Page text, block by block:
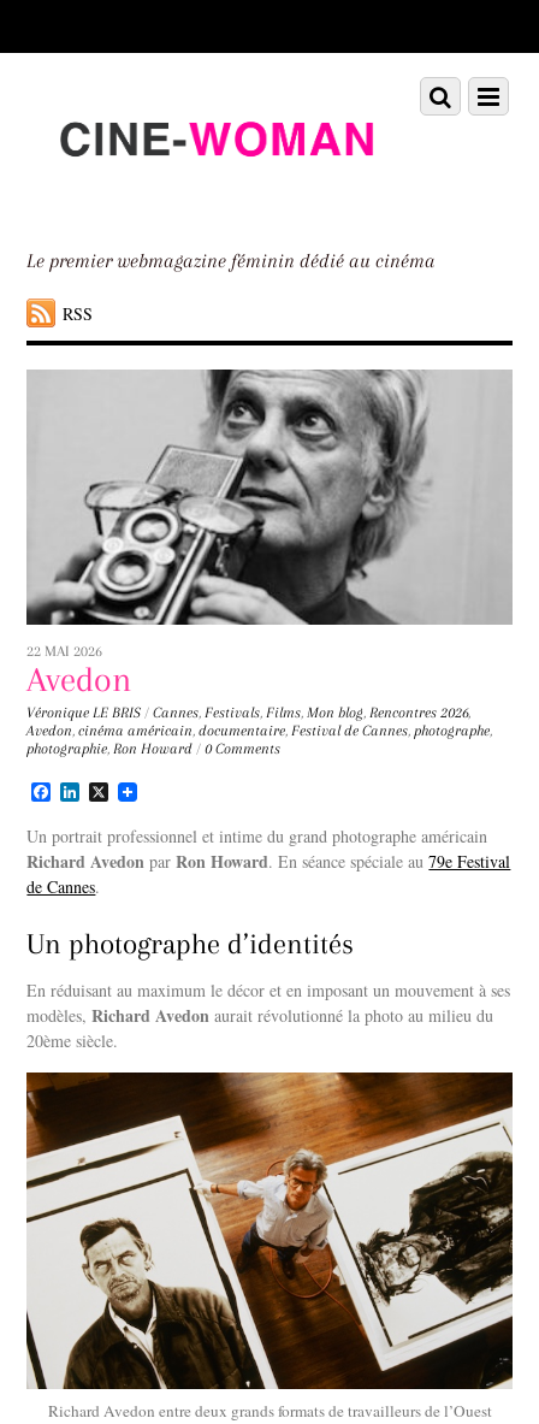
down
Le premier webmagazine féminin dédié au cinéma
RSS
Menu
Scroll
down
22 MAI 2026
Avedon
Véronique LE BRIS / Cannes, Festivals, Films, Mon blog, Rencontres 2026,
Avedon,cinéma américain,documentaire, Festival de Cannes, photographe,
photographie, Ron Howard / 0 Comments
F
c
e
b
o
L
n
k
e
d
X
Un portrait professionnel et intime du grand photographe américain
Richard Avedon parRon Howard. En séance spéciale au79e Festival
de Cannes.
Un photographe d’identités
En réduisant au maximum le décor et en imposant un mouvement à ses
modèles,Richard Avedon aurait révolutionné la photo au milieu du
20ème siècle.
Richard Avedon entre deux grands formats de travailleurs de l’Ouest